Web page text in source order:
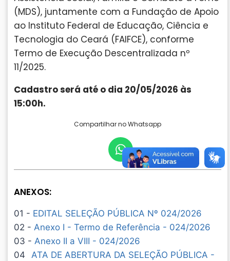
(MDS), juntamente com a Fundação de Apoio
ao Instituto Federal de Educação, Ciência e
Tecnologia do Ceará (FAIFCE), conforme
Termo de Execução Descentralizada nº
11/2025.
Cadastro será até o dia 20/05/2026 às
15:00h.
Compartilhar no Whatsapp
ANEXOS:
01 - EDITAL SELEÇÃO PÚBLICA Nº 024/2026
02 - Anexo I - Termo de Referência - 024/2026
03 - Anexo II a VIII - 024/2026
04
ATA DE ABERTURA DA SELEÇÃO PÚBLICA -